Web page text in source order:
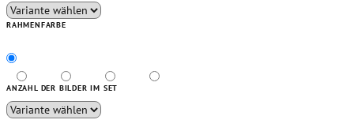
RAHMENFARBE
ANZAHL DER BILDER IM SET